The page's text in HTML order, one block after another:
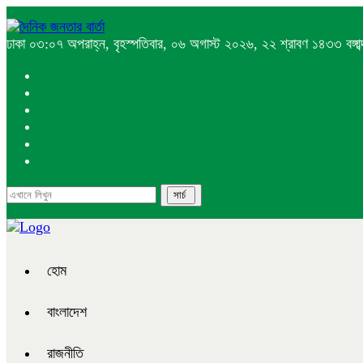
ঢাকা ০৩:০৭ অপরাহ্ন, বৃহস্পতিবার, ০৬ অগাস্ট ২০২৬, ২২ শ্রাবণ ১৪৩৩
হোম
বাংলাদেশ
রাজনীতি